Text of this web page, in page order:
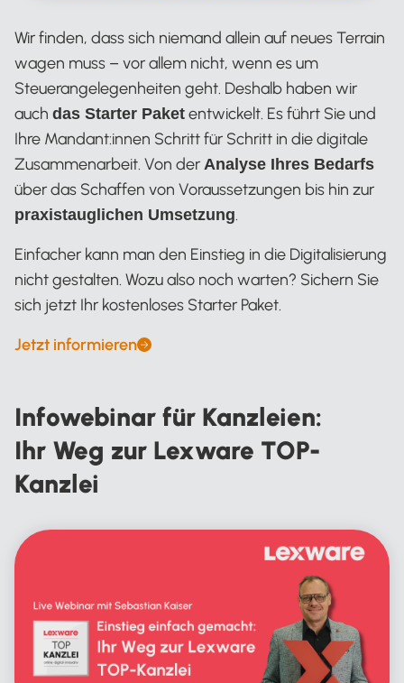
Wir finden, dass sich niemand allein auf neues Terrain
wagen muss – vor allem nicht, wenn es um
Steuerangelegenheiten geht. Deshalb haben wir
auch das Starter Paket entwickelt. Es führt Sie und
Ihre Mandant:innen Schritt für Schritt in die digitale
Zusammenarbeit. Von der Analyse Ihres Bedarfs
über das Schaffen von Voraussetzungen bis hin zur
praxistauglichen Umsetzung.
Einfacher kann man den Einstieg in die Digitalisierung
nicht gestalten. Wozu also noch warten? Sichern Sie
sich jetzt Ihr kostenloses Starter Paket.
Jetzt informieren
Infowebinar für Kanzleien:
Ihr Weg zur Lexware TOP-
Kanzlei